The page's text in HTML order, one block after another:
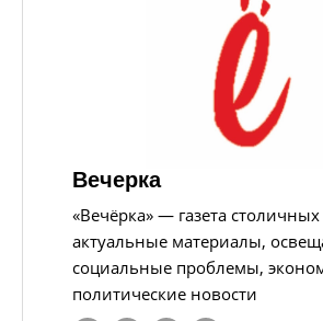
Вечерка
«Вечёрка» — газета
актуальные материалы,
социальные проблемы,
политические новости